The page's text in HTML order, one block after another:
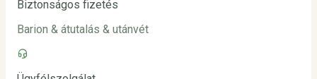
Biztonságos fizetés
Barion & átutalás & utánvét